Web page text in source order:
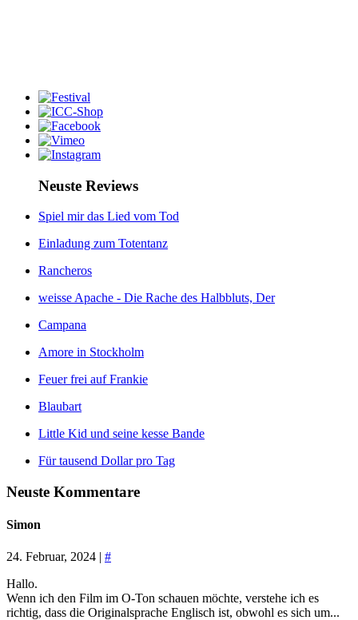
Neuste Reviews
Spiel mir das Lied vom Tod
Einladung zum Totentanz
Rancheros
weisse Apache - Die Rache des Halbbluts, Der
Campana
Amore in Stockholm
Feuer frei auf Frankie
Blaubart
Little Kid und seine kesse Bande
Für tausend Dollar pro Tag
Neuste Kommentare
Simon
24. Februar, 2024 | #
Hallo.
Wenn ich den Film im O-Ton schauen möchte, verstehe ich es
richtig, dass die Originalsprache Englisch ist, obwohl es sich um...